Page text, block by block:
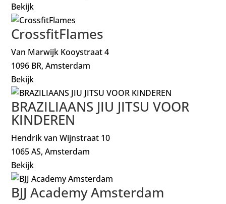
Bekijk
CrossfitFlames
Van Marwijk Kooystraat 4
1096 BR, Amsterdam
Bekijk
BRAZILIAANS JIU JITSU VOOR
KINDEREN
Hendrik van Wijnstraat 10
1065 AS, Amsterdam
Bekijk
BJJ Academy Amsterdam